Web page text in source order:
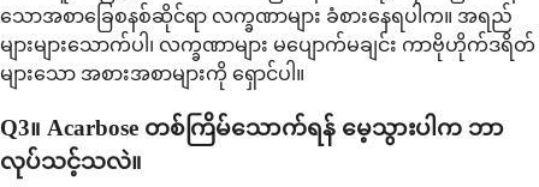
သောအစာခြေစနစ်ဆိုင်ရာ လက္ခဏာများ ခံစားနေရပါက။ အရည်
များများသောက်ပါ၊ လက္ခဏာများ မပျောက်မချင်း ကာဗိုဟိုက်ဒရိတ်
များသော အစားအစာများကို ရှောင်ပါ။
Q3။ Acarbose တစ်ကြိမ်သောက်ရန် မေ့သွားပါက ဘာ
လုပ်သင့်သလဲ။